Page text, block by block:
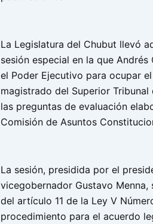
La Legislatura del Chubut llevó
sesión especial en la que
el Poder Ejecutivo para ocupar
magistrado del Superior
las preguntas de evaluación
Comisión de Asuntos
La sesión, presidida por el
vicegobernador Gustavo
del artículo 11 de la Ley V
procedimiento para el acuerdo